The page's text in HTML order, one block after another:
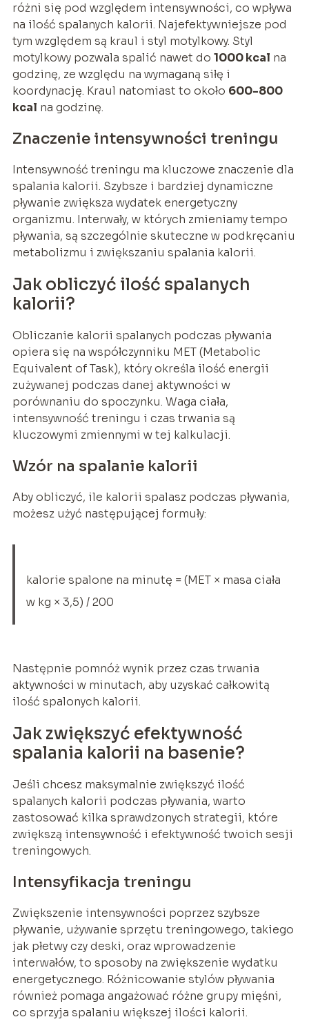
różni się pod względem intensywności, co wpływa
na ilość spalanych kalorii. Najefektywniejsze pod
tym względem są kraul i styl motylkowy. Styl
motylkowy pozwala spalić nawet do 1000 kcal na
godzinę, ze względu na wymaganą siłę i
koordynację. Kraul natomiast to około 600-800
kcal na godzinę.
Znaczenie intensywności treningu
Intensywność treningu ma kluczowe znaczenie dla
spalania kalorii. Szybsze i bardziej dynamiczne
pływanie zwiększa wydatek energetyczny
organizmu. Interwały, w których zmieniamy tempo
pływania, są szczególnie skuteczne w podkręcaniu
metabolizmu i zwiększaniu spalania kalorii.
Jak obliczyć ilość spalanych
kalorii?
Obliczanie kalorii spalanych podczas pływania
opiera się na współczynniku MET (Metabolic
Equivalent of Task), który określa ilość energii
zużywanej podczas danej aktywności w
porównaniu do spoczynku. Waga ciała,
intensywność treningu i czas trwania są
kluczowymi zmiennymi w tej kalkulacji.
Wzór na spalanie kalorii
Aby obliczyć, ile kalorii spalasz podczas pływania,
możesz użyć następującej formuły:
kalorie spalone na minutę = (MET × masa ciała
w kg × 3,5) / 200
Następnie pomnóż wynik przez czas trwania
aktywności w minutach, aby uzyskać całkowitą
ilość spalonych kalorii.
Jak zwiększyć efektywność
spalania kalorii na basenie?
Jeśli chcesz maksymalnie zwiększyć ilość
spalanych kalorii podczas pływania, warto
zastosować kilka sprawdzonych strategii, które
zwiększą intensywność i efektywność twoich sesji
treningowych.
Intensyfikacja treningu
Zwiększenie intensywności poprzez szybsze
pływanie, używanie sprzętu treningowego, takiego
jak płetwy czy deski, oraz wprowadzenie
interwałów, to sposoby na zwiększenie wydatku
energetycznego. Różnicowanie stylów pływania
również pomaga angażować różne grupy mięśni,
co sprzyja spalaniu większej ilości kalorii.